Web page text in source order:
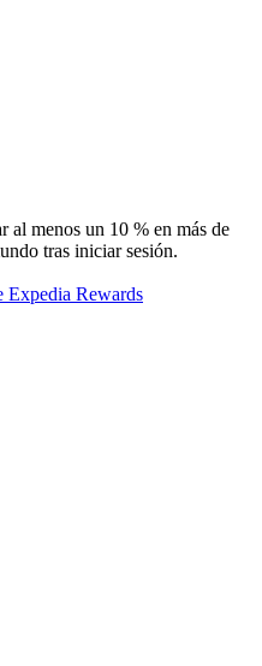
al menos un 10 % en más de
tras iniciar sesión.
Expedia Rewards